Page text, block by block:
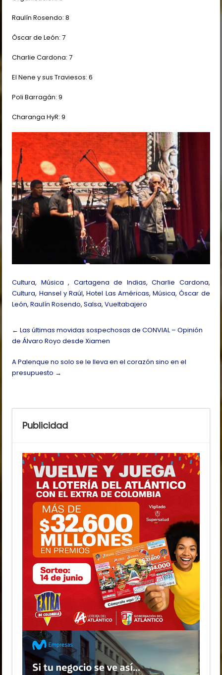
Raulín Rosendo: 8
Óscar de León: 7
Charlie Cardona: 7
El Nene y sus Traviesos: 6
Poli Barragán: 9
Charanga HyR: 9
Cultura, Música , Cartagena de Indias,Charlie Cardona,
Cultura, Hansel y Raúl,Hotel Las Américas,Música,Óscar de
León,Raulín Rosendo,Salsa,Vueltabajero
Post
navigation
← Las últimas movidas sospechosas de CONVIAL – Opinión
de Álvaro Royo desde Xiamen
A Palenque no solo se le lleva en el corazón sino en el
presupuesto →
Publicidad